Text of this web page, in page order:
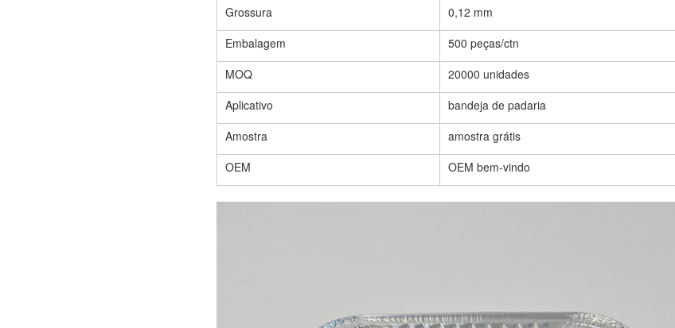
Grossura
0,12 mm
Embalagem
500 peças/ctn
MOQ
20000 unidades
Aplicativo
bandeja de padaria
Amostra
amostra grátis
OEM
OEM bem-vindo